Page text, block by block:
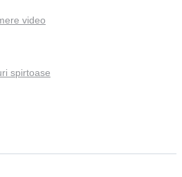
video
spirtoase